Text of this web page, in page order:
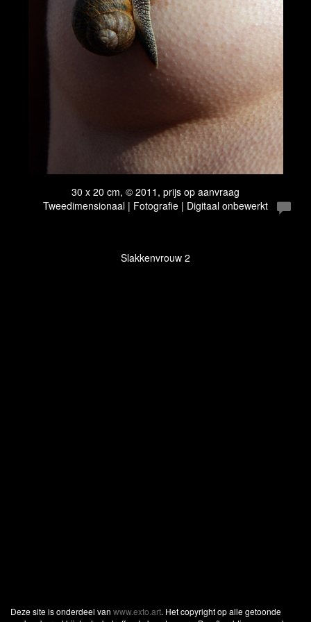
30 x 20 cm, © 2011, prijs op aanvraag
Tweedimensionaal | Fotografie | Digitaal onbewerkt
Slakkenvrouw 2
Deze site is onderdeel van www.exto.art. Het copyright op alle getoonde